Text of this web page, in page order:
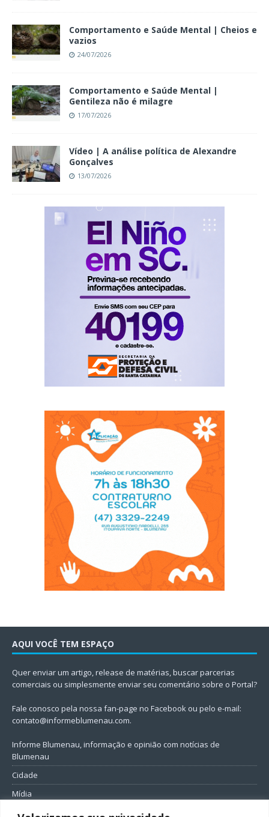
Comportamento e Saúde Mental | Cheios e
vazios
24/07/2026
Comportamento e Saúde Mental |
Gentileza não é milagre
17/07/2026
Vídeo | A análise política de Alexandre
Gonçalves
13/07/2026
AQUI VOCÊ TEM ESPAÇO
Quer enviar um artigo, release de matérias, buscar parcerias
comerciais ou simplesmente enviar seu comentário sobre o Portal?
Fale conosco pela nossa fan-page no Facebook ou pelo e-mail:
contato@informeblumenau.com.
Informe Blumenau, informação e opinião com notícias de
Blumenau
Cidade
Mídia
Entretenimento